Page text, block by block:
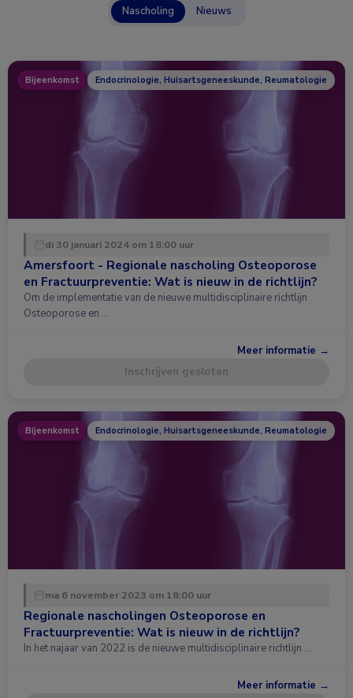
Nascholing Nieuws
Bijeenkomst Endocrinologie, Huisartsgeneeskunde, Reumatologie
di 30 januari 2024 om 18:00 uur
Amersfoort - Regionale nascholing Osteoporose
en Fractuurpreventie: Wat is nieuw in de richtlijn?
Om de implementatie van de nieuwe multidisciplinaire richtlijn
Osteoporose en …
Meer informatie →
Inschrijven gesloten
Bijeenkomst Endocrinologie, Huisartsgeneeskunde, Reumatologie
ma 6 november 2023 om 18:00 uur
Regionale nascholingen Osteoporose en
Fractuurpreventie: Wat is nieuw in de richtlijn?
In het najaar van 2022 is de nieuwe multidisciplinaire richtlijn …
Meer informatie →